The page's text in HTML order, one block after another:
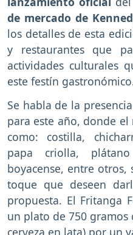
de mercado de
los detalles de esta
y restaurantes que
actividades culturales
este festín
Se habla de la
para este año, donde
como: costilla,
papa criolla,
boyacense, entre otros,
toque que deseen
propuesta. El Fritanga
un plato de 750
cerveza en lata) por un